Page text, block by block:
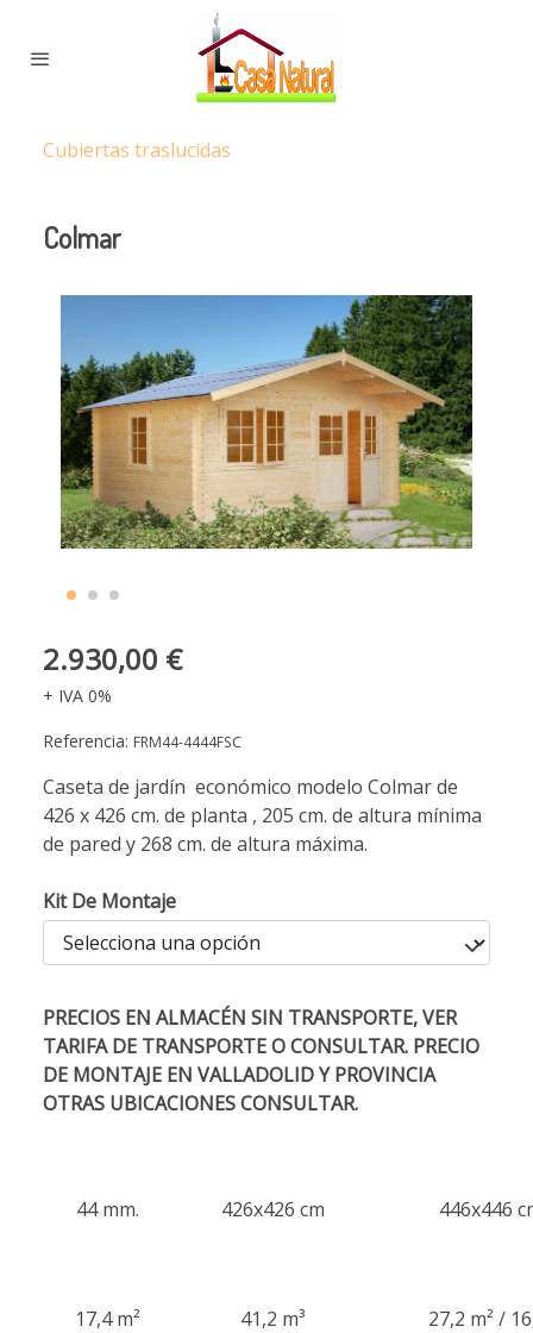
Cubiertas traslucidas
Colmar
2.930,00 €
+ IVA 0%
Referencia: FRM44-4444FSC
Caseta de jardín económico modelo Colmar de
426 x 426 cm. de planta , 205 cm. de altura mínima
de pared y 268 cm. de altura máxima.
Kit De Montaje
PRECIOS EN ALMACÉN SIN TRANSPORTE, VER
TARIFA DE TRANSPORTE O CONSULTAR. PRECIO
DE MONTAJE EN VALLADOLID Y PROVINCIA
OTRAS UBICACIONES CONSULTAR.
44 mm. 426x426 cm 446x446
17,4 m² 41,2 m³ 27,2 m² /